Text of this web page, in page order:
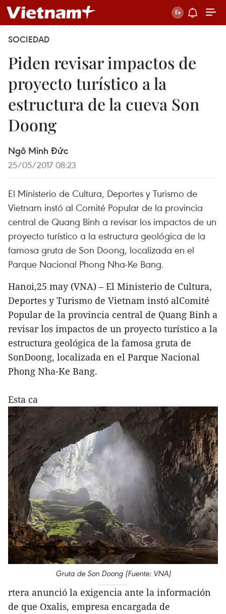
SOCIEDAD
Piden revisar impactos de
proyecto turístico a la
estructura de la cueva Son
Doong
Ngô Minh Đức
25/05/2017 08:23
El Ministerio de Cultura, Deportes y Turismo de
Vietnam instó al Comité Popular de la provincia
central de Quang Binh a revisar los impactos de un
proyecto turístico a la estructura geológica de la
famosa gruta de Son Doong, localizada en el
Parque Nacional Phong Nha-Ke Bang.
Hanoi,25 may (VNA) – El Ministerio de Cultura,
Deportes y Turismo de Vietnam instó alComité
Popular de la provincia central de Quang Binh a
revisar los impactos de un proyecto turístico a la
estructura geológica de la famosa gruta de
SonDoong, localizada en el Parque Nacional
Phong Nha-Ke Bang.
Esta ca
Gruta de Son Doong (Fuente: VNA)
rtera anunció la exigencia ante la información
de que Oxalis, empresa encargada de